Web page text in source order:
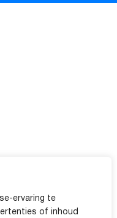
ervaring te
of inhoud